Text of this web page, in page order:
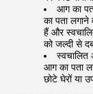
आग का
का पता लगाने
हैं और
को जल्दी से
स्वचालित
आग का पता
छोटे घेरों या